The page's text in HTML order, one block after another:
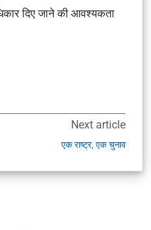
दिए जाने की आवश्यकता
Next article
एक राष्ट्र, एक चुनाव